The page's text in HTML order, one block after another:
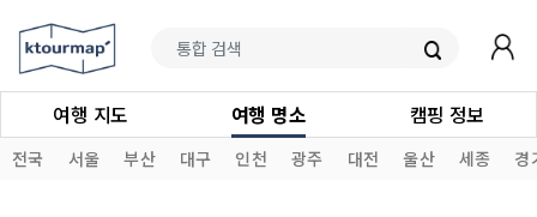
여행 지도 여행 명소 캠핑 정보
전국 서울 부산 대구 인천 광주 대전 울산 세종 경